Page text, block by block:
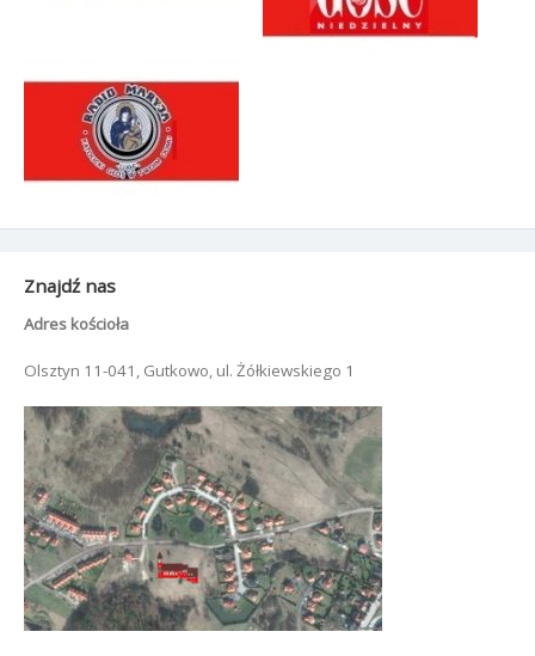
Znajdź nas
Adres kościoła
Olsztyn 11-041, Gutkowo, ul. Żółkiewskiego 1